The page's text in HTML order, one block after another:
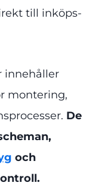
till inköps-
innehåller
montering,
De
och